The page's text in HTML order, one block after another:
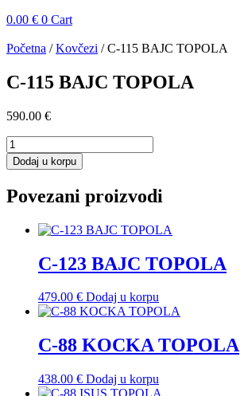
0.00 € 0 Cart
Početna /Kovčezi / C-115 BAJC TOPOLA
C-115 BAJC TOPOLA
590.00 €
C-
115
BAJC
količina
Dodaj u korpu
Povezani proizvodi
C-123 BAJC TOPOLA
479.00 € Dodaj u korpu
C-88 KOCKA TOPOLA
438.00 € Dodaj u korpu